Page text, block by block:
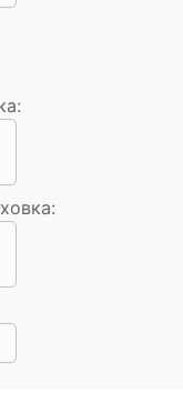
:
: